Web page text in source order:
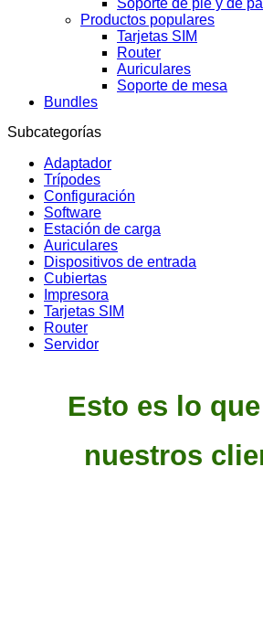
Productos populares
Tarjetas SIM
Router
Auriculares
Soporte de mesa
Bundles
Subcategorías
Adaptador
Trípodes
Configuración
Software
Estación de carga
Auriculares
Dispositivos de entrada
Cubiertas
Impresora
Tarjetas SIM
Router
Servidor
Esto es lo
nuestros